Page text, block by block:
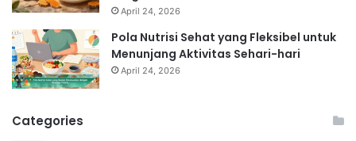
April 24, 2026
Pola Nutrisi Sehat yang Fleksibel untuk
Menunjang Aktivitas Sehari-hari
April 24, 2026
Categories